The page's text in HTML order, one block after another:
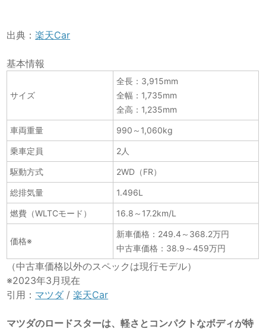
出典：楽天Car
基本情報
サイズ
全長：3,915mm
全幅：1,735mm
全高：1,235mm
車両重量 990～1,060kg
乗車定員 2人
駆動方式 2WD（FR）
総排気量 1.496L
燃費（WLTCモード） 16.8～17.2km/L
価格※
新車価格：249.4～368.2万円
中古車価格：38.9～459万円
（中古車価格以外のスペックは現行モデル）
※2023年3月現在
引用： マツダ/楽天Car
マツダのロードスターは、軽さとコンパクトなボディが特